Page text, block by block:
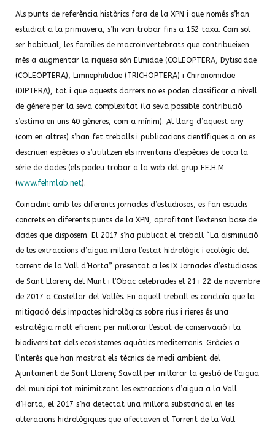
Als punts de referència històrics fora de la XPN i que només s’han
estudiat a la primavera, s’hi van trobar fins a 152 taxa. Com sol
ser habitual, les famílies de macroinvertebrats que contribueixen
més a augmentar la riquesa són Elmidae (COLEOPTERA, Dytiscidae
(COLEOPTERA), Limnephilidae (TRICHOPTERA) i Chironomidae
(DIPTERA), tot i que aquests darrers no es poden classificar a nivell
de gènere per la seva complexitat (la seva possible contribució
s’estima en uns 40 gèneres, com a mínim). Al llarg d’aquest any
(com en altres) s’han fet treballs i publicacions científiques a on es
descriuen espècies o s’utilitzen els inventaris d’espècies de tota la
sèrie de dades (els podeu trobar a la web del grup F.E.H.M
(www.fehmlab.net).
Coincidint amb les diferents jornades d’estudiosos, es fan estudis
concrets en diferents punts de la XPN, aprofitant l’extensa base de
dades que disposem. El 2017 s’ha publicat el treball “La disminució
de les extraccions d’aigua millora l’estat hidrològic i ecològic del
torrent de la Vall d’Horta” presentat a les IX Jornades d’estudiosos
de Sant Llorenç del Munt i l’Obac celebrades el 21 i 22 de novembre
de 2017 a Castellar del Vallès. En aquell treball es concloïa que la
mitigació dels impactes hidrològics sobre rius i rieres és una
estratègia molt eficient per millorar l’estat de conservació i la
biodiversitat dels ecosistemes aquàtics mediterranis. Gràcies a
l’interès que han mostrat els tècnics de medi ambient del
Ajuntament de Sant Llorenç Savall per millorar la gestió de l’aigua
del municipi tot minimitzant les extraccions d’aigua a la Vall
d’Horta, el 2017 s’ha detectat una millora substancial en les
alteracions hidrològiques que afectaven el Torrent de la Vall